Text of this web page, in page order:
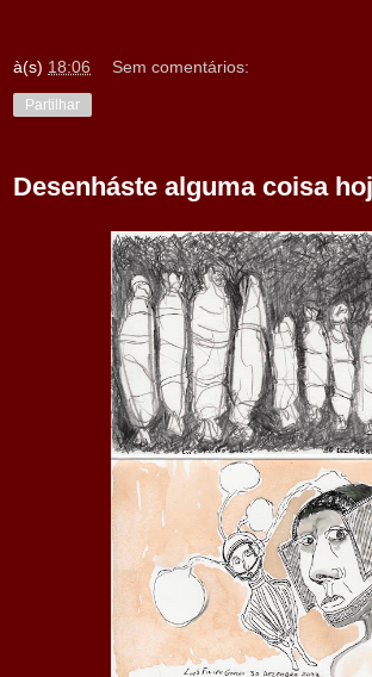
à(s) 18:06 Sem comentários:
Partilhar
Desenháste alguma coisa